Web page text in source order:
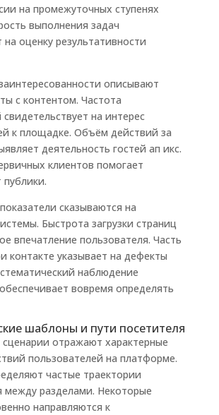
на промежуточных ступенях
выполнения задач
на оценку результативности
описывают
с контентом. Частота
на интерес
к площадке. Объём действий за
деятельность гостей ап икс.
клиентов помогает
сказываются на
Быстрота загрузки страниц
впечатление пользователя. Часть
контакте указывает на дефекты
наблюдение
вовремя определять
шаблоны и пути посетителя
отражают характерные
пользователей на платформе.
частые траектории
разделами. Некоторые
направляются к